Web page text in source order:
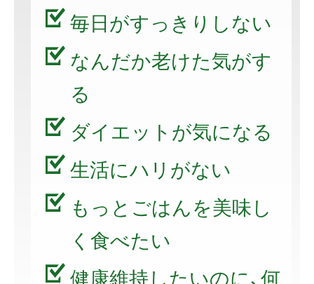
毎日がすっきりしない
なんだか老けた気がす
る
ダイエットが気になる
生活にハリがない
もっとごはんを美味し
く食べたい
健康維持したいのに、何